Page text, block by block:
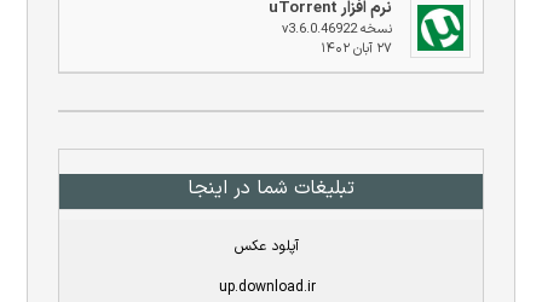
نرم افزار uTorrent
نسخه v3.6.0.46922
۲۷ آبان ۱۴۰۲
تبلیغات شما در اینجا
آپلود عکس
up.download.ir